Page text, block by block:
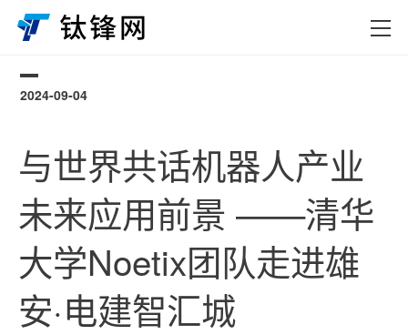
2024-09-04
与世界共话机器人产业
未来应用前景 ——清华
大学Noetix团队走进雄
安·电建智汇城